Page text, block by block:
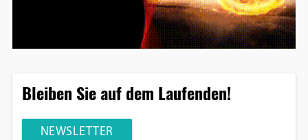
Bleiben Sie auf dem Laufenden!
NEWSLETTER